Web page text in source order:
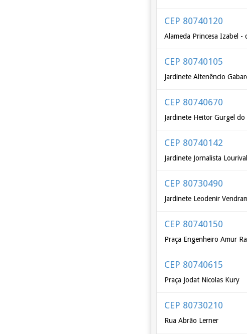
CEP 80740120
Alameda Princesa Izabel
CEP 80740105
Jardinete Altenêncio
CEP 80740670
Jardinete Heitor Gurgel
CEP 80740142
Jardinete Jornalista
CEP 80730490
Jardinete Leodenir
CEP 80740150
Praça Engenheiro Amur
CEP 80740615
Praça Jodat Nicolas Kury
CEP 80730210
Rua Abrão Lerner